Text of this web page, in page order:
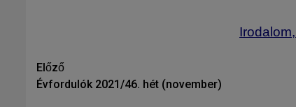
Tovább
olvasom
Előző
Évfordulók 2021/46. hét (november)